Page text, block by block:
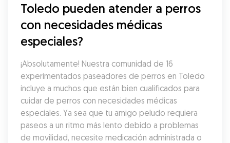
Toledo pueden atender a perros
con necesidades médicas
especiales?
¡Absolutamente! Nuestra comunidad de 16
experimentados paseadores de perros en Toledo
incluye a muchos que están bien cualificados para
cuidar de perros con necesidades médicas
especiales. Ya sea que tu amigo peludo requiera
paseos a un ritmo más lento debido a problemas
de movilidad, necesite medicación administrada o